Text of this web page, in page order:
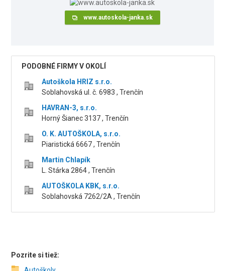
www.autoskola-janka.sk
PODOBNÉ FIRMY V OKOLÍ
Autoškola HRIZ s.r.o.
Soblahovská ul. č. 6983 , Trenčín
HAVRAN-3, s.r.o.
Horný Šianec 3137 , Trenčín
O. K. AUTOŠKOLA, s.r.o.
Piaristická 6667 , Trenčín
Martin Chlapík
L. Stárka 2864 , Trenčín
AUTOŠKOLA KBK, s.r.o.
Soblahovská 7262/2A , Trenčín
Pozrite si tiež: